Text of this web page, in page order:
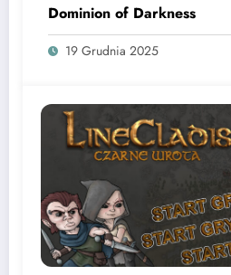
Dominion of Darkness
19 Grudnia 2025